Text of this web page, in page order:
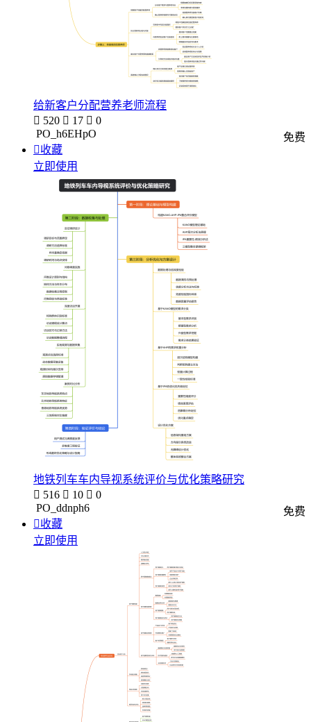
给新客户分配营养老师流程
 520  17  0
PO_h6EHpO
免费
收藏
立即使用
地铁列车车内导视系统评价与优化策略研究
 516  10  0
PO_ddnph6
免费
收藏
立即使用